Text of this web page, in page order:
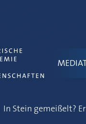
In Stein gemeißelt?